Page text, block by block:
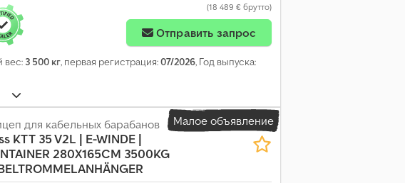
(18 489 € брутто)
Отправить запрос
вес: 3 500 кг, первая регистрация:07/2026, Год выпуска:
Малое объявление
для кабельных барабанов
KTT 35 V2L | E-WINDE |
280X165CM 3500KG